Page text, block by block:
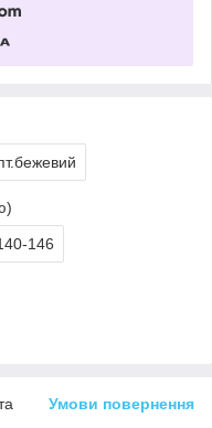
146
Умови повернення